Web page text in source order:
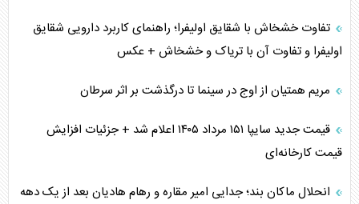
تفاوت خشخاش با شقایق اولیفرا؛ راهنمای کاربرد دارویی شقایق
اولیفرا و تفاوت آن با تریاک و خشخاش + عکس
مریم همتیان از اوج در سینما تا درگذشت بر اثر سرطان
قیمت جدید سایپا ۱۵۱ مرداد ۱۴۰۵ اعلام شد + جزئیات افزایش
قیمت کارخانه‌ای
انحلال ماکان بند؛ جدایی امیر مقاره و رهام هادیان بعد از یک دهه